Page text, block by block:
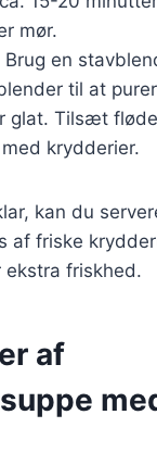
mør.
Brug en
til at
glat. Tilsæt
krydderier.
kan du
af friske
friskhed.
af